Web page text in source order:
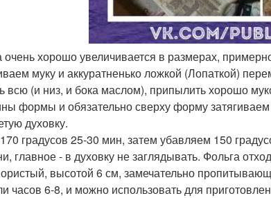
хорошо увеличивается в размерах,
муку и аккуратненько ложкой (Лопаткой)
всю (и низ, и бока маслом), припылить хорошо
формы и обязательно сверху форму
духовку.
градусов 25-30 мин, затем убавляем 150
главное - в духовку не заглядывать. Фольга
высотой 6 см, замечательно
часов 6-8, и можно использовать для